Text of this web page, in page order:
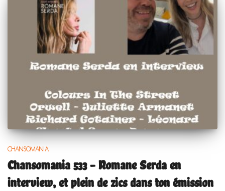
CHANSOMANIA
Chansomania 533 – Romane Serda en
interview, et plein de zics dans ton émission